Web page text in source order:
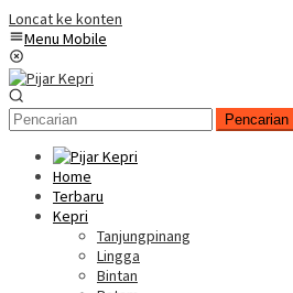
Loncat ke konten
Menu Mobile
Pencarian
Home
Terbaru
Kepri
Tanjungpinang
Lingga
Bintan